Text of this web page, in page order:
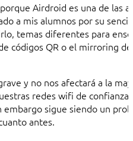
Airdroid es una de las
a mis alumnos por su
temas diferentes para
códigos QR o el mirroring
y no nos afectará a la
redes wifi de
embargo sigue siendo un
antes.